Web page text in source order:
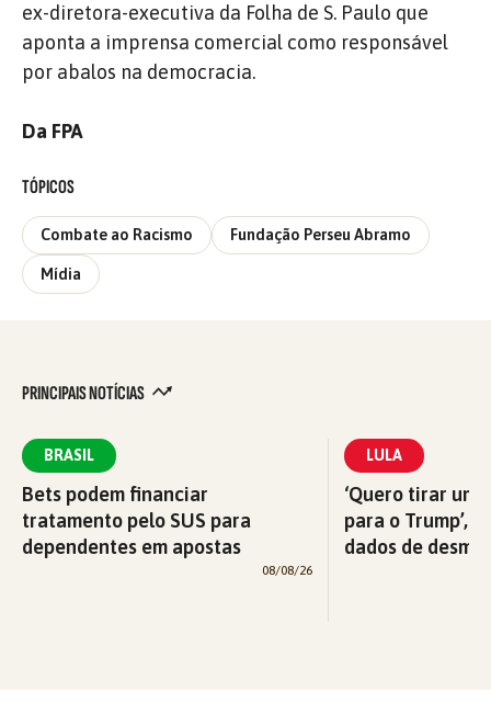
ex-diretora-executiva da Folha de S. Paulo que
aponta a imprensa comercial como responsável
por abalos na democracia.
Da FPA
TÓPICOS
Combate ao Racismo Fundação Perseu Abramo
Mídia
PRINCIPAIS NOTÍCIAS
BRASIL
Bets podem financiar
tratamento pelo SUS para
dependentes em apostas
08/08/26
LULA
‘Quero tirar
para o Trump’,
dados de